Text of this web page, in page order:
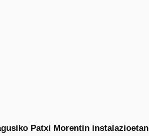
Patxi Morentin instalazioetan